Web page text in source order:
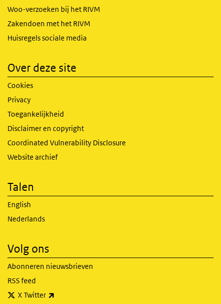
Woo-verzoeken bij het RIVM
Zakendoen met het RIVM
Huisregels sociale media
Over deze site
Cookies
Privacy
Toegankelijkheid
Disclaimer en copyright
Coordinated Vulnerability Disclosure
Website archief
Talen
English
Nederlands
Volg ons
Abonneren nieuwsbrieven
RSS feed
X Twitter